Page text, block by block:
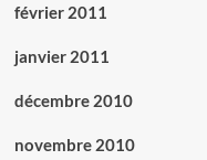
février 2011
janvier 2011
décembre 2010
novembre 2010